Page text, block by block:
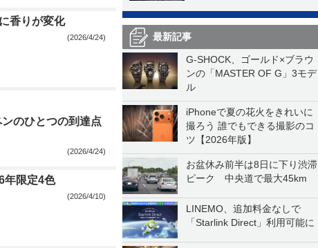
最新記事
G-SHOCK、ゴールド×ブラウ
ンの「MASTER OF G」3モデ
ル
iPhoneで夏の花火をきれいに
撮ろう 誰でもできる撮影のコ
ツ【2026年版】
お盆休み前半は8日に下り渋滞
ピーク 中央道で最大45km
LINEMO、追加料金なしで
「Starlink Direct」利用可能に
香りが変化
(2026/4/24)
のひとつの到達点
(2026/4/24)
年限定4色
(2026/4/10)